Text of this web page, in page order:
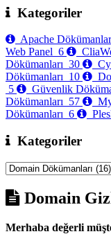
Kategoriler
Apache
Web Panel 6
Dökümanları 30
Dökümanları 10
5
Güvenlik
Dökümanları 57
Dökümanları 6
Kategoriler
Domain
Merhaba değerli